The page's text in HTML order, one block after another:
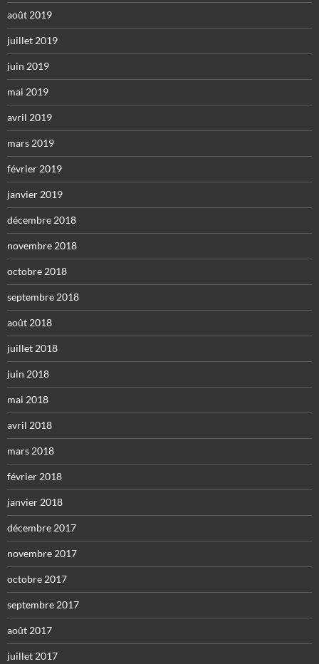
août 2019
juillet 2019
juin 2019
mai 2019
avril 2019
mars 2019
février 2019
janvier 2019
décembre 2018
novembre 2018
octobre 2018
septembre 2018
août 2018
juillet 2018
juin 2018
mai 2018
avril 2018
mars 2018
février 2018
janvier 2018
décembre 2017
novembre 2017
octobre 2017
septembre 2017
août 2017
juillet 2017